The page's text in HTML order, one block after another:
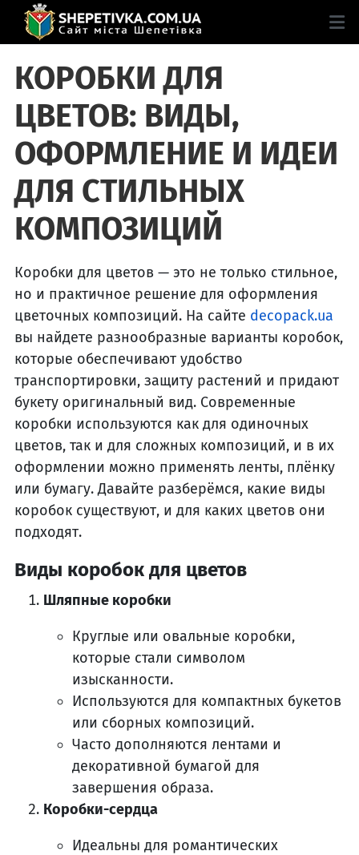
КОРОБКИ ДЛЯ
ЦВЕТОВ: ВИДЫ,
ОФОРМЛЕНИЕ И ИДЕИ
ДЛЯ СТИЛЬНЫХ
КОМПОЗИЦИЙ
Коробки для цветов — это не только стильное,
но и практичное решение для оформления
цветочных композиций. На сайте decopack.ua
вы найдете разнообразные варианты коробок,
которые обеспечивают удобство
транспортировки, защиту растений и придают
букету оригинальный вид. Современные
коробки используются как для одиночных
цветов, так и для сложных композиций, и в их
оформлении можно применять ленты, плёнку
или бумагу. Давайте разберёмся, какие виды
коробок существуют, и для каких цветов они
подходят.
Виды коробок для цветов
Шляпные коробки
Круглые или овальные коробки,
которые стали символом
изысканности.
Используются для компактных букетов
или сборных композиций.
Часто дополняются лентами и
декоративной бумагой для
завершения образа.
Коробки-сердца
Идеальны для романтических